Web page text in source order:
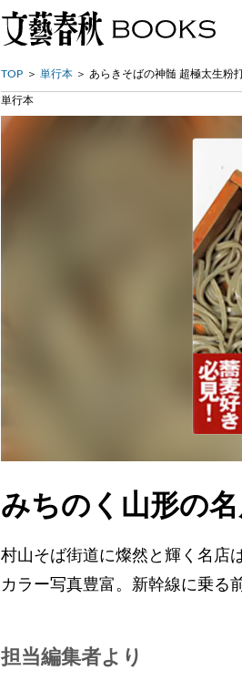
TOP 単行本 あらきそばの神髄 超極太生粉
単行本
みちのく山形の
村山そば街道に燦然と輝く名
カラー写真豊富。新幹線に乗る
担当編集者より